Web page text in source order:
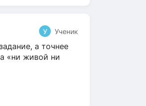
У Ученик
а точнее
«ни живой ни